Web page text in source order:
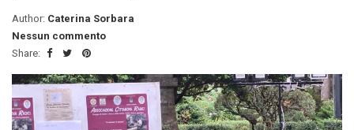
Author: Caterina Sorbara
Nessun commento
Share: